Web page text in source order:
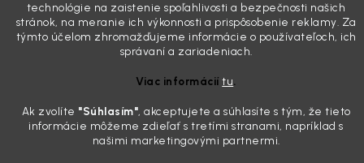
technológie na zaistenie spoľahlivosti a bezpečnosti našich
stránok, na meranie ich výkonnosti a prispôsobenie reklamy. Za
týmto účelom zhromažďujeme informácie o používateľoch, ich
správaní a zariadeniach.
Viac informáciítu.
Ak zvolíte "Súhlasím", akceptujete a súhlasíte s tým, že tieto
informácie môžeme zdieľať s tretími stranami, napríklad s
našimi marketingovými partnermi.
„upratanom“ aute, no pri pohľade na palubnú dosku vás ide poraziť. V
mriežkach ventilácie, okolo tlačidiel a v švíkoch sedačiek na vás stále
drzo pozerá prach. Handra ani vysávač tam jednodu...
Detailing nemusí stáť výplatu: 5 kúskov autokozmetiky,
ktoré sa teraz reálne oplatia
31.7.2026
Sobotné ráno, káva v ruke a pred vami zaprášená kapota. Pre
niekoho nuda, pre nás najlepší relax. Lenže keď si v košíku spočítate